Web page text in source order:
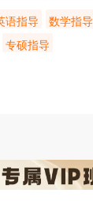
语指导
数学指导
专硕指导